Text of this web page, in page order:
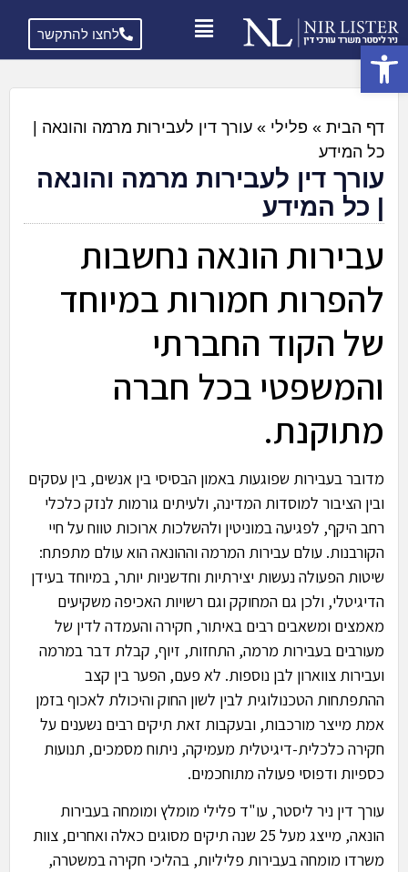
פתח סרגל נגישות
לחצו להתקשר
דף הבית » פלילי » עורך דין לעבירות מרמה והונאה |
כל המידע
עורך דין לעבירות מרמה והונאה
| כל המידע
עבירות הונאה נחשבות
להפרות חמורות במיוחד
של הקוד החברתי
והמשפטי בכל חברה
מתוקנת.
מדובר בעבירות שפוגעות באמון הבסיסי בין אנשים, בין עסקים
ובין הציבור למוסדות המדינה, ולעיתים גורמות לנזק כלכלי
רחב היקף, לפגיעה במוניטין ולהשלכות ארוכות טווח על חיי
הקורבנות. עולם עבירות המרמה וההונאה הוא עולם מתפתח:
שיטות הפעולה נעשות יצירתיות וחדשניות יותר, במיוחד בעידן
הדיגיטלי, ולכן גם המחוקק וגם רשויות האכיפה משקיעים
מאמצים ומשאבים רבים באיתור, חקירה והעמדה לדין של
מעורבים בעבירות מרמה, התחזות, זיוף, קבלת דבר במרמה
ועבירות צווארון לבן נוספות. לא פעם, הפער בין קצב
ההתפתחות הטכנולוגית לבין לשון החוק והיכולת לאכוף בזמן
אמת מייצר מורכבות, ובעקבות זאת תיקים רבים נשענים על
חקירה כלכלית-דיגיטלית מעמיקה, ניתוח מסמכים, תנועות
כספיות ודפוסי פעולה מתוחכמים.
עורך דין ניר ליסטר, עו"ד פלילי מומלץ ומומחה בעבירות
הונאה, מייצג מעל 25 שנה תיקים מסוגים כאלה ואחרים, צוות
משרדו מומחה בעבירות פליליות, בהליכי חקירה במשטרה,